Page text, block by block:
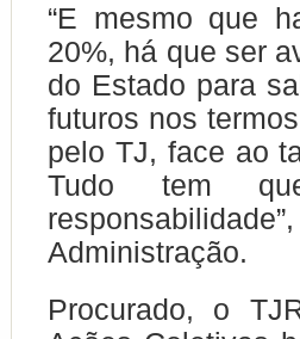
“E mesmo que
20%, há que ser
do Estado para
futuros nos
pelo TJ, face ao
Tudo tem
Administração.
Procurado, o